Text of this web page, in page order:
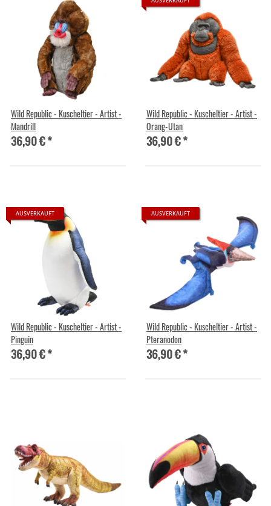
Wild Republic - Kuscheltier - Artist -
Mandrill
36,90 €*
Wild Republic - Kuscheltier - Artist -
Orang-Utan
36,90 €*
AUSVERKAUFT
Wild Republic - Kuscheltier - Artist -
Pinguin
36,90 €*
AUSVERKAUFT
Wild Republic - Kuscheltier - Artist -
Pteranodon
36,90 €*